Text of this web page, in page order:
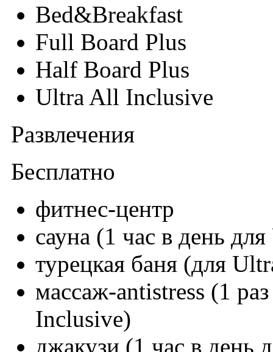
Bed&Breakfast
Full Board Plus
Half Board Plus
Ultra All Inclusive
Развлечения
Бесплатно
фитнес-центр
сауна (1 час в день
турецкая баня (для
массаж-antistress (1
Inclusive)
джакузи (1 час в